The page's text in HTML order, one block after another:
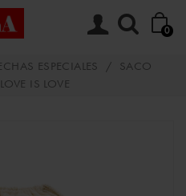
0
ESPECIALES /
SACO
IS LOVE